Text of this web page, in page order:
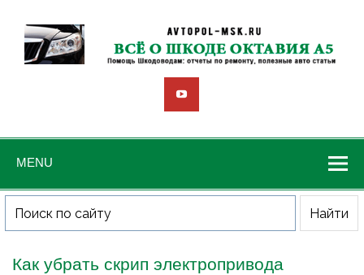
MENU
Как убрать скрип электропривода